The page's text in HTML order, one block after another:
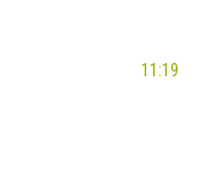
11:19